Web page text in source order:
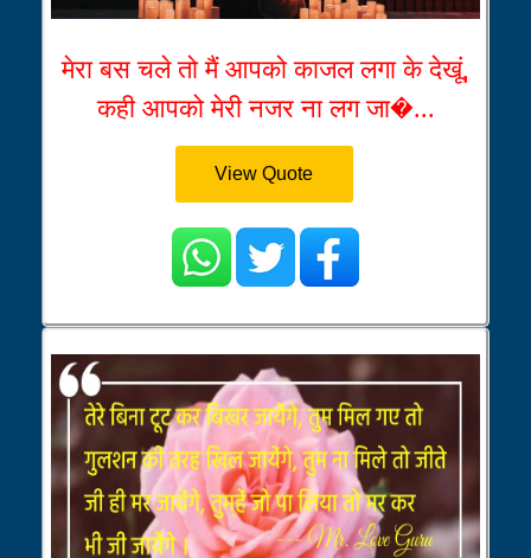
मेरा बस चले तो मैं आपको काजल लगा के देखूं,
कही आपको मेरी नजर ना लग जा�...
View Quote